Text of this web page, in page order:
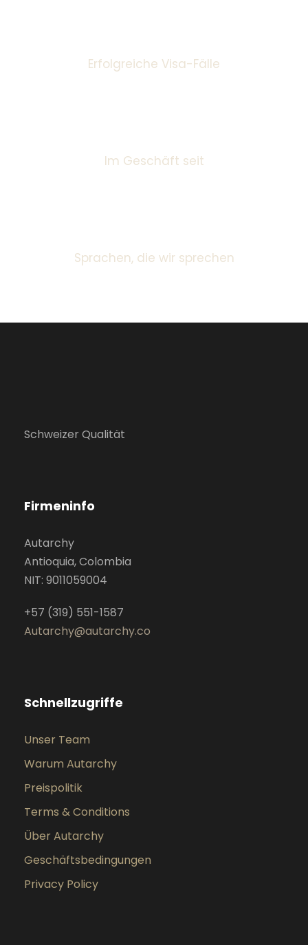
Erfolgreiche Visa-Fälle
Im Geschäft seit
Sprachen, die wir sprechen
Schweizer Qualität
Firmeninfo
Autarchy
Antioquia, Colombia
NIT: 9011059004
+57 (319) 551-1587
Autarchy@autarchy.co
Schnellzugriffe
Unser Team
Warum Autarchy
Preispolitik
Terms & Conditions
Über Autarchy
Geschäftsbedingungen
Privacy Policy